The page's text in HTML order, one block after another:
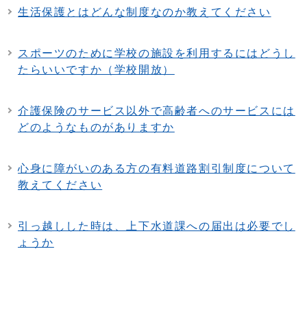
生活保護とはどんな制度なのか教えてください
スポーツのために学校の施設を利用するにはどうし
たらいいですか（学校開放）
介護保険のサービス以外で高齢者へのサービスには
どのようなものがありますか
心身に障がいのある方の有料道路割引制度について
教えてください
引っ越しした時は、上下水道課への届出は必要でし
ょうか